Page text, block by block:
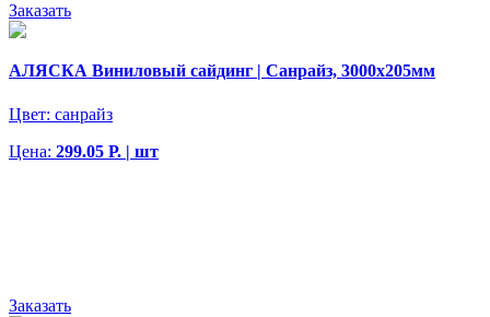
Заказать
АЛЯСКА Виниловый сайдинг | Санрайз, 3000х205мм
Цвет: санрайз
Цена: 299.05 Р. | шт
Заказать